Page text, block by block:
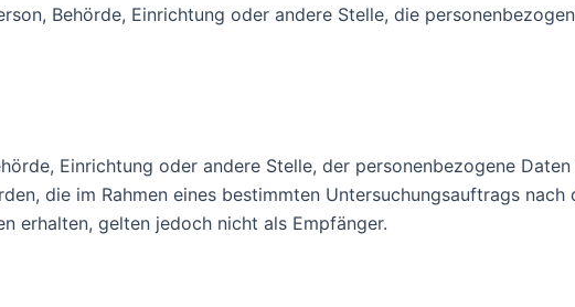
Behörde, Einrichtung oder andere Stelle, die
Einrichtung oder andere Stelle, der personenbezogene
die im Rahmen eines bestimmten Untersuchungsauftrags
erhalten, gelten jedoch nicht als Empfänger.